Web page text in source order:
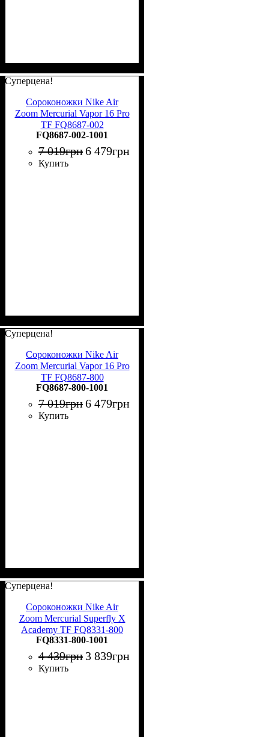
Суперцена!
Сороконожки Nike Air
Zoom Mercurial Vapor 16 Pro
TF FQ8687-002
FQ8687-002-1001
7 019грн6 479грн
Купить
Суперцена!
Сороконожки Nike Air
Zoom Mercurial Vapor 16 Pro
TF FQ8687-800
FQ8687-800-1001
7 019грн6 479грн
Купить
Суперцена!
Сороконожки Nike Air
Zoom Mercurial Superfly X
Academy TF FQ8331-800
FQ8331-800-1001
4 439грн 3 839грн
Купить